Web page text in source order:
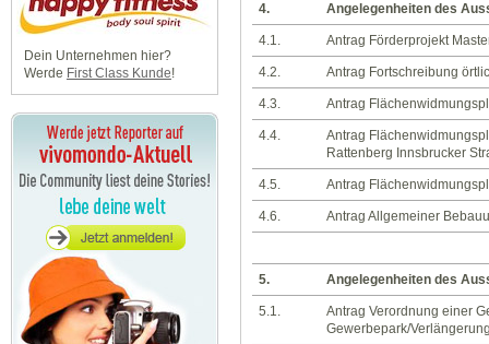
Dein Unternehmen hier?
Werde First Class Kunde!
4. Angelegenheiten des
4.1. Antrag Förderprojekt
4.2. Antrag Fortschreibung
4.3. Antrag
4.4.
Antrag
Rattenberg Innsbrucker
4.5. Antrag
4.6. Antrag Allgemeiner
5. Angelegenheiten des
5.1.
Antrag Verordnung einer
Gewerbepark/